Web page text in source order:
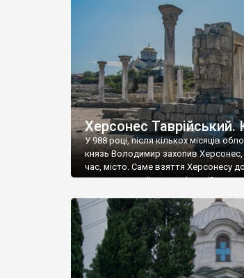
візантійської доби. Раритети
культурної спадщини ЮНЕСКО
Офіційно – на виставку «Золото
влада в Україні вважають це лише […]
Херсонес
У 988 році, після кількох місяців
князь Володимир захопив Херсонес,
час, місто. Саме взяття Херсонесу
диктувати свої умови
Херсонесі Володимир-язичник, став
християнином. А потім було
Херсонесу Таврійського названо